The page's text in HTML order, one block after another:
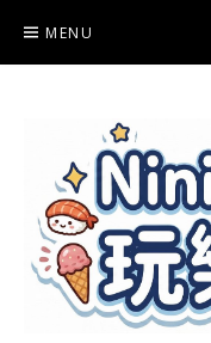
content
MENU